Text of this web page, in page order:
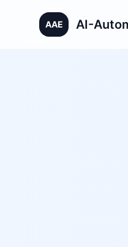
AAE AI-